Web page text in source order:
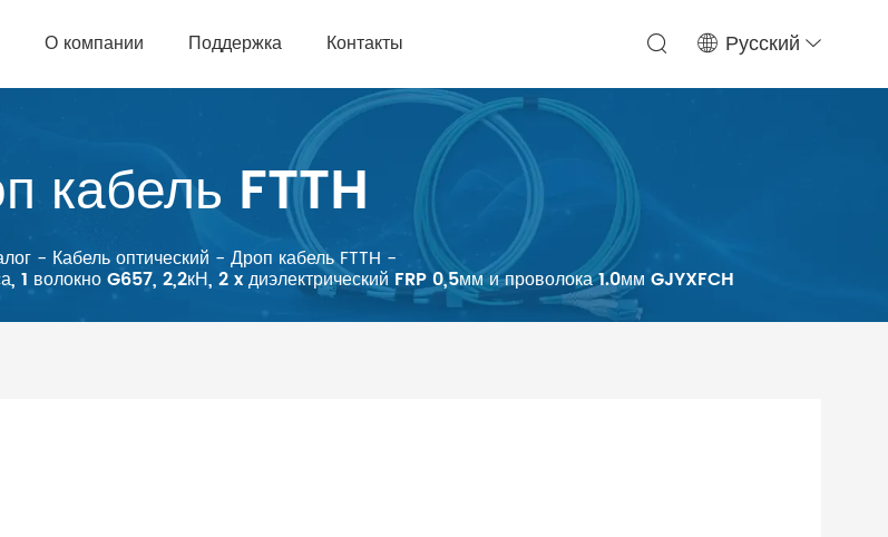
О компании Поддержка Контакты Русский
кабель FTTH
- Кабель оптический - Дроп кабель FTTH -
1 волокно G657, 2,2кН, 2 x диэлектрический FRP 0,5мм и проволока 1.0мм GJYXFCH